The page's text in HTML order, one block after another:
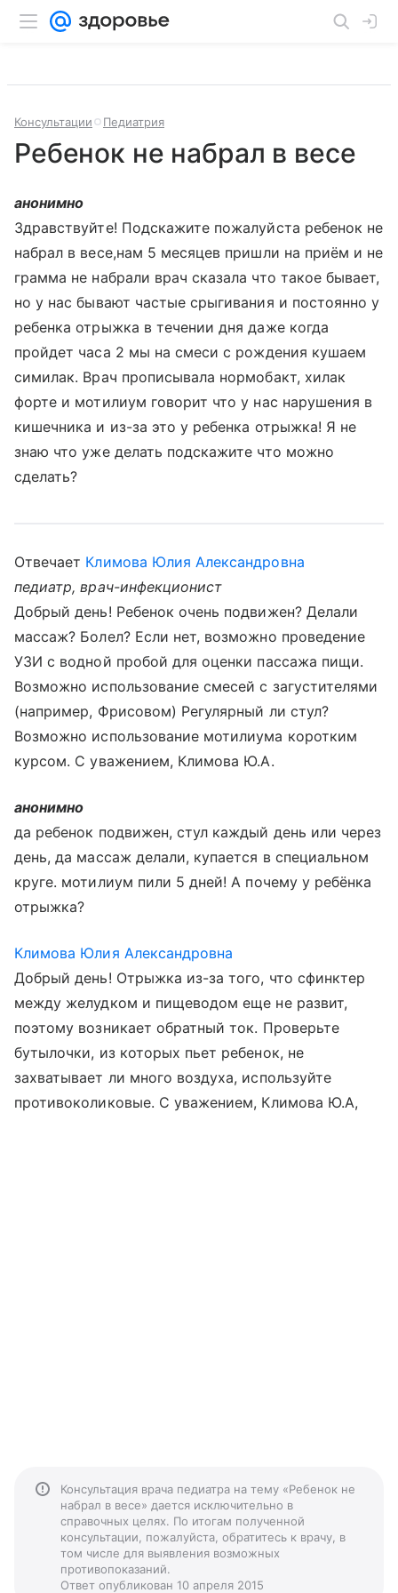
Консультации Педиатрия
Ребенок не набрал в весе
анонимно
Здравствуйте! Подскажите пожалуйста ребенок не
набрал в весе,нам 5 месяцев пришли на приём и не
грамма не набрали врач сказала что такое бывает,
но у нас бывают частые срыгивания и постоянно у
ребенка отрыжка в течении дня даже когда
пройдет часа 2 мы на смеси с рождения кушаем
симилак. Врач прописывала нормобакт, хилак
форте и мотилиум говорит что у нас нарушения в
кишечника и из-за это у ребенка отрыжка! Я не
знаю что уже делать подскажите что можно
сделать?
Отвечает Климова Юлия Александровна
педиатр, врач-инфекционист
Добрый день! Ребенок очень подвижен? Делали
массаж? Болел? Если нет, возможно проведение
УЗИ с водной пробой для оценки пассажа пищи.
Возможно использование смесей с загустителями
(например, Фрисовом) Регулярный ли стул?
Возможно использование мотилиума коротким
курсом. С уважением, Климова Ю.А.
анонимно
да ребенок подвижен, стул каждый день или через
день, да массаж делали, купается в специальном
круге. мотилиум пили 5 дней! А почему у ребёнка
отрыжка?
Климова Юлия Александровна
Добрый день! Отрыжка из-за того, что сфинктер
между желудком и пищеводом еще не развит,
поэтому возникает обратный ток. Проверьте
бутылочки, из которых пьет ребенок, не
захватывает ли много воздуха, используйте
противоколиковые. С уважением, Климова Ю.А,
Консультация врача педиатра на тему «Ребенок не
набрал в весе» дается исключительно в
справочных целях. По итогам полученной
консультации, пожалуйста, обратитесь к врачу, в
том числе для выявления возможных
противопоказаний.
Ответ опубликован 10 апреля 2015